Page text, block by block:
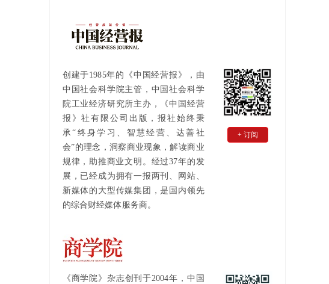
创建于1985年的《中国经营报》，由
中国社会科学院主管，中国社会科学
院工业经济研究所主办，《中国经营
报》社有限公司出版，报社始终秉
承“终身学习、智慧经营、达善社
会”的理念，洞察商业现象，解读商业
规律，助推商业文明。经过37年的发
展，已经成为拥有一报两刊、网站、
新媒体的大型传媒集团，是国内领先
的综合财经媒体服务商。
+ 订阅
《商学院》杂志创刊于2004年，中国